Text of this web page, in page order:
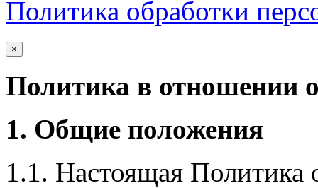
Политика обработки
×
Политика в отношении
1. Общие положения
1.1. Настоящая Политика